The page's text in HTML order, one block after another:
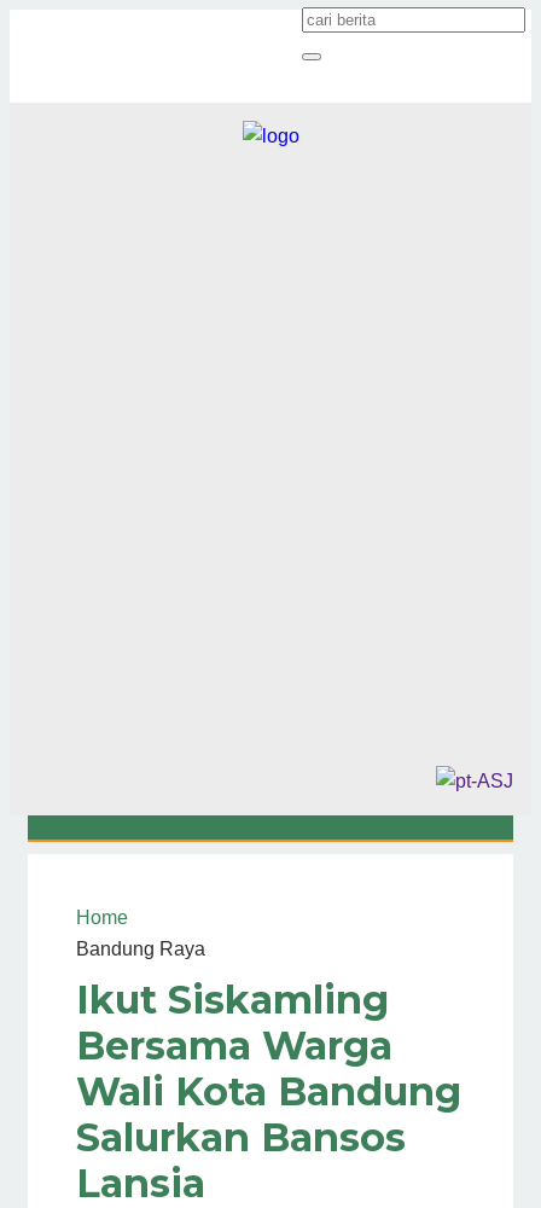
Home
Bandung Raya
Ikut Siskamling
Bersama Warga
Wali Kota Bandung
Salurkan Bansos
Lansia